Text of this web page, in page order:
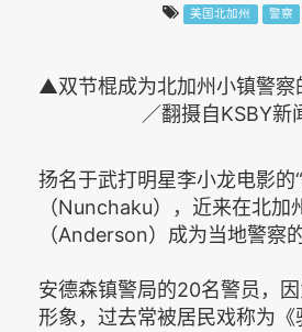
美国北加州 警察
▲双节棍成为北加州小镇警察
／翻摄自KSBY新
扬名于武打明星李小龙电影的
（Nunchaku），近来在北加
（Anderson）成为当地警察
安德森镇警局的20名警员，
形象，过去常被居民戏称为